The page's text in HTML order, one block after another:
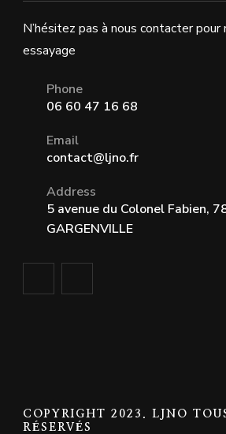
N’hésitez pas à nous contacter
essayage
Phone
06 60 47 16 68
Email
contact@ljno.fr
Address
5 avenue du Colonel Fabien,
GARGENVILLE
COPYRIGHT 2023. LJNO
RÉSERVÉS